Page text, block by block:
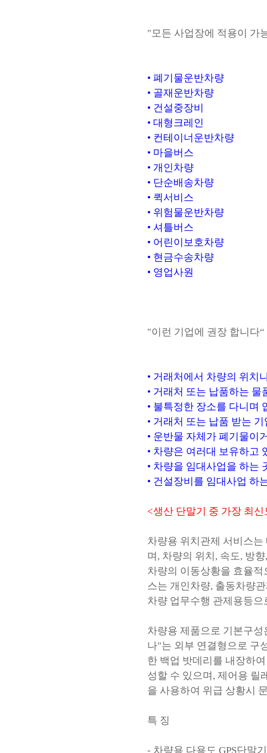
"모든 사업장에 적용이 가
• 폐기물운반차량
• 골재운반차량
• 건설중장비
• 대형크레인
• 컨테이너운반차량
• 마을버스
• 개인차량
• 단순배송차량
• 퀵서비스
• 위험물운반차량
• 셔틀버스
• 어린이보호차량
• 현금수송차량
• 영업사원
"이런 기업에 권장 합니다“
• 거래처에서 차량의 위치
• 거래처 또는 납품하는
• 불특정한 장소를 다니며
• 거래처 또는 납품 받는
• 운반물 자체가 폐기물이
• 차량은 여러대 보유하고
• 차량을 임대사업을 하는
• 건설장비를 임대사업 하
<생산 단말기 중 가장 최신
차량용 위치관제 서비스
며, 차량의 위치, 속도, 방
차량의 이동상황을 효율
스는 개인차량, 출동차량
차량 업무수행 관제용등
차량용 제품으로 기본구성
나"는 외부 연결형으로 구
한 백업 밧데리를 내장하
성할 수 있으며, 제어용 릴
을 사용하여 위급 상황시
특 징
- 차량용 다용도 GPS단말기